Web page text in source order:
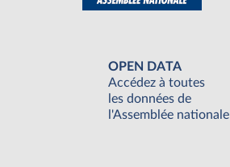
OPEN DATA
Accédez à toutes
les données de
l'Assemblée nationale